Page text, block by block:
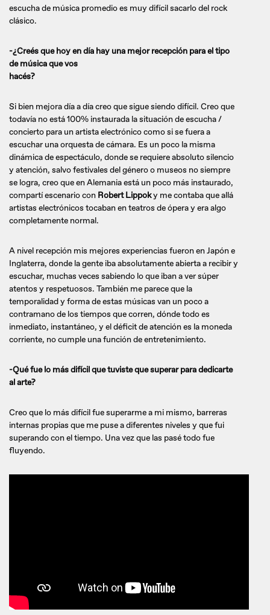
escucha de música promedio es muy difícil sacarlo del rock
clásico.
-¿Creés que hoy en día hay una mejor recepción para el tipo
de música que vos
hacés?
Si bien mejora día a día creo que sigue siendo difícil. Creo que
todavía no está 100% instaurada la situación de escucha /
concierto para un artista electrónico como si se fuera a
escuchar una orquesta de cámara. Es un poco la misma
dinámica de espectáculo, donde se requiere absoluto silencio
y atención, salvo festivales del género o museos no siempre
se logra, creo que en Alemania está un poco más instaurado,
compartí escenario con Robert Lippoky me contaba que allá
artistas electrónicos tocaban en teatros de ópera y era algo
completamente normal.
A nivel recepción mis mejores experiencias fueron en Japón e
Inglaterra, donde la gente iba absolutamente abierta a recibir y
escuchar, muchas veces sabiendo lo que iban a ver súper
atentos y respetuosos. También me parece que la
temporalidad y forma de estas músicas van un poco a
contramano de los tiempos que corren, dónde todo es
inmediato, instantáneo, y el déficit de atención es la moneda
corriente, no cumple una función de entretenimiento.
-Qué fue lo más difícil que tuviste que superar para dedicarte
al arte?
Creo que lo más difícil fue superarme a mi mismo, barreras
internas propias que me puse a diferentes niveles y que fui
superando con el tiempo. Una vez que las pasé todo fue
fluyendo.